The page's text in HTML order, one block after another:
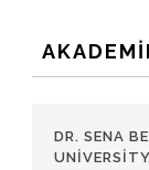
DR. SENA